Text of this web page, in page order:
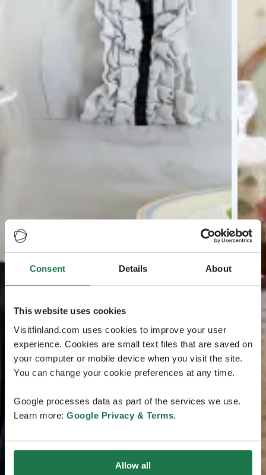
Consent Details About
This website uses cookies
Visitfinland.com uses cookies to improve your user
experience. Cookies are small text files that are saved on
your computer or mobile device when you visit the site.
You can change your cookie preferences at any time.
Google processes data as part of the services we use.
Learn more: Google Privacy & Terms.
Allow all